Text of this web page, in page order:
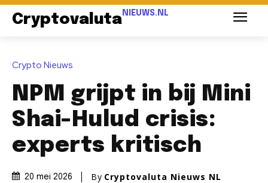
Cryptovaluta NIEUWS.NL
Crypto Nieuws
NPM grijpt in bij Mini
Shai-Hulud crisis:
experts kritisch
20 mei 2026 By Cryptovaluta Nieuws NL